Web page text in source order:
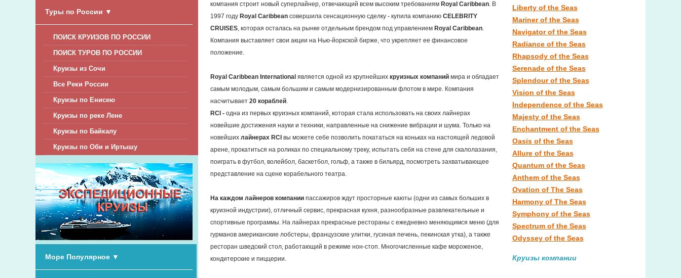
Туры по России ▼
ПОИСК КРУИЗОВ ПО РОССИИ
ПОИСК ТУРОВ ПО РОССИИ
Круизы из Сочи
Все Реки России
Круизы по Енисею
Круизы по реке Лене
Круизы по Байкалу
Круизы по Оби и Иртышу
Море Популярное ▼
компания строит новый суперлайнер, отвечающий всем высоким требованиям Royal Caribbean. В
1997 году Royal Caribbean совершила сенсационную сделку - купила компанию CELEBRITY
CRUISES, которая осталась на рынке отдельным брендом под управлением Royal Caribbean.
Компания выставляет свои акции на Нью-йоркской бирже, что укрепляет ее финансовое
положение.
Royal Caribbean International является одной из крупнейших круизных компаниймира и обладает
самым молодым, самым большим и самым модернизированным флотом в мире. Компания
насчитывает 20 кораблей.
RCI -одна из первых круизных компаний, которая стала использовать на своих лайнерах
новейшие достижения науки и техники, направленные на снижение вибрации и шума. Только на
новейших лайнерах RCI вы можете себе позволить покататься на коньках на настоящей ледовой
арене, прокатиться на роликах по специальному треку, испытать себя на стене для скалолазания,
поиграть в футбол, волейбол, баскетбол, гольф, а также в бильярд, посмотреть захватывающее
представление на сцене корабельного театра.
На каждом лайнеров компании пассажиров ждут просторные каюты (одни из самых больших в
круизной индустрии), отличный сервис, прекрасная кухня, разнообразные развлекательные и
спортивные программы. На лайнерах прекрасные рестораны с ежедневно меняющимся меню (для
гурманов американские лобстеры, французские улитки, гусиная печень, пекинская утка), а также
ресторан шведский стол, работающий в режиме нон-стоп. Многочисленные кафе мороженое,
кондитерские и пиццерии.
Liberty of the Seas
Mariner of the Seas
Navigator of the Seas
Radiance of the Seas
Rhapsody of the Seas
Serenade of the Seas
Splendour of the Seas
Vision of the Seas
Independence of the Seas
Majesty of the Seas
Enchantment of the Seas
Oasis of the Seas
Allure of the Seas
Quantum of the Seas
Anthem of the Seas
Ovation of The Seas
Harmony of The Seas
Symphony of the Seas
Spectrum of the Seas
Odyssey of the Seas
Круизы компании